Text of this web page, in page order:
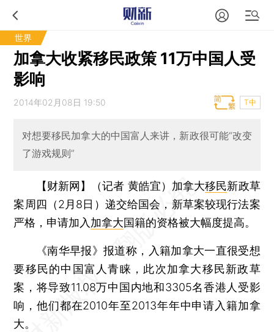
世界
加拿大收紧移民政策 11万中国人受
影响
2014年02月08日 19:50 T中
对想要移民加拿大的中国富人来讲，新政很可能“改变
了游戏规则”
【财新网】（记者 黄皓宜） 加拿大移民新政草
案周四（2月8日）递交给国会，新草案较现行法案
严格，申请加入 加拿大国籍的资格被大幅度提高。
《南华早报》报道称，入籍加拿大一直很受想
要移民的中国富人青睐，此次加拿大移民新政草
案，将导致11.08万中国内地和3305名香港人受影
响，他们都在2010年至2013年年中申请入籍加拿
大。